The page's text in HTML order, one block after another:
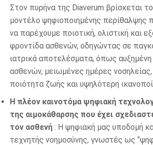
Στον πυρήνα της Diaverum βρίσκεται
μοντέλο ψηφιοποιημένης περίθαλψης
να παρέχουμε ποιοτική, ολιστική και
φροντίδα ασθενών, οδηγώντας σε
ιατρικά αποτελέσματα, όπως
ασθενών, μειωμένες ημέρες
ποιότητα ζωής και υψηλότερη
Η πλέον καινοτόμα ψηφιακή
της αιμοκάθαρσης που έχει
τον ασθενή : Η ψηφιακή μας υποδομή
τεχνητής νοημοσύνης, γνωστές ως